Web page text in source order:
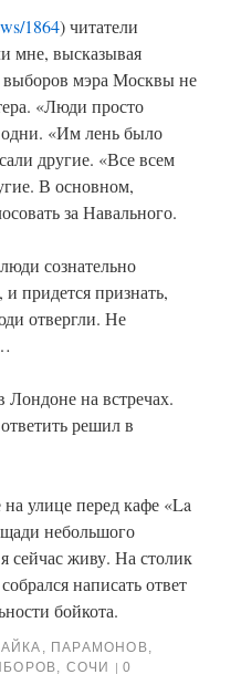
1864) читатели
мне, высказывая
выборов мэра Москвы не
«Люди просто
одни. «Им лень было
другие. «Все всем
В основном,
за Навального.
сознательно
придется признать,
отвергли. Не
Лондоне на встречах.
решил в
улице перед кафе «La
небольшого
сейчас живу. На столик
написать ответ
бойкота.
, ПАРАМОНОВ,
, СОЧИ | 0